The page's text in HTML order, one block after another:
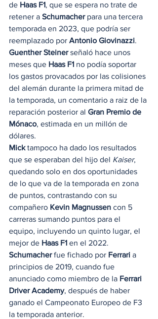
de Haas F1, que se espera no trate de
retener a Schumacher para una tercera
temporada en 2023, que podría ser
reemplazado por Antonio Giovinazzi.
Guenther Steiner señaló hace unos
meses que Haas F1 no podía soportar
los gastos provacados por las colisiones
del alemán durante la primera mitad de
la temporada, un comentario a raiz de la
reparación posterior al Gran Premio de
Mónaco, estimada en un millón de
dólares.
Mick tampoco ha dado los resultados
que se esperaban del hijo del Kaiser,
quedando solo en dos oportunidades
de lo que va de la temporada en zona
de puntos, contrastando con su
compañero Kevin Magnussen con 5
carreras sumando puntos para el
equipo, incluyendo un quinto lugar, el
mejor de Haas F1 en el 2022.
Schumacher fue fichado por Ferrari a
principios de 2019, cuando fue
anunciado como miembro de la Ferrari
Driver Academy, después de haber
ganado el Campeonato Europeo de F3
la temporada anterior.